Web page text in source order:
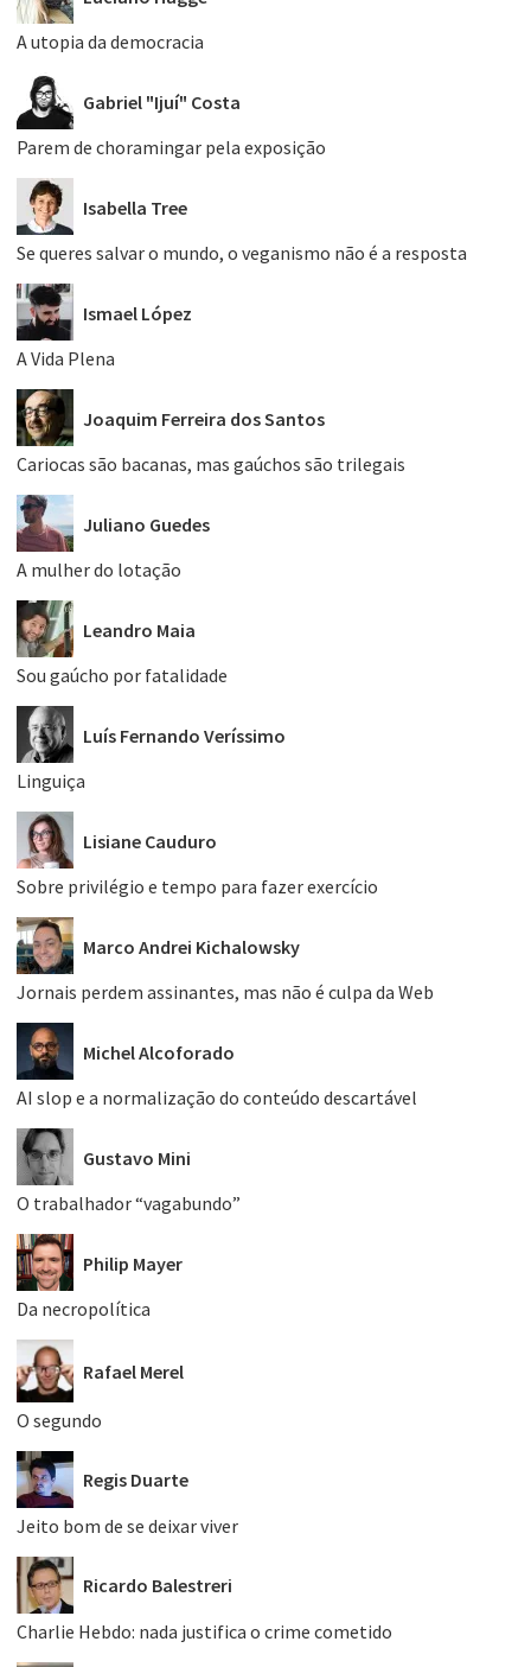
A utopia da democracia
Gabriel "Ijuí" Costa
Parem de choramingar pela exposição
Isabella Tree
Se queres salvar o mundo, o veganismo não é a resposta
Ismael López
A Vida Plena
Joaquim Ferreira dos Santos
Cariocas são bacanas, mas gaúchos são trilegais
Juliano Guedes
A mulher do lotação
Leandro Maia
Sou gaúcho por fatalidade
Luís Fernando Veríssimo
Linguiça
Lisiane Cauduro
Sobre privilégio e tempo para fazer exercício
Marco Andrei Kichalowsky
Jornais perdem assinantes, mas não é culpa da Web
Michel Alcoforado
AI slop e a normalização do conteúdo descartável
Gustavo Mini
O trabalhador “vagabundo”
Philip Mayer
Da necropolítica
Rafael Merel
O segundo
Regis Duarte
Jeito bom de se deixar viver
Ricardo Balestreri
Charlie Hebdo: nada justifica o crime cometido